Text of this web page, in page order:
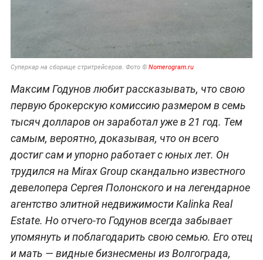
Суперкар на сборище стритрейсеров. Фото © Nomerogram.ru
Максим Годунов любит рассказывать, что свою
первую брокерскую комиссию размером в семь
тысяч долларов он заработал уже в 21 год. Тем
самым, вероятно, доказывая, что он всего
достиг сам и упорно работает с юных лет. Он
трудился на Mirax Group скандально известного
девелопера Сергея Полонского и на легендарное
агентство элитной недвижимости Kalinka Real
Estate. Но отчего-то Годунов всегда забывает
упомянуть и поблагодарить свою семью. Его отец
и мать — видные бизнесмены из Волгограда,